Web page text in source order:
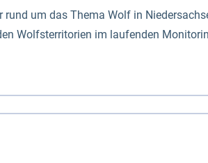
rund um das Thema Wolf in
Wolfsterritorien im laufenden